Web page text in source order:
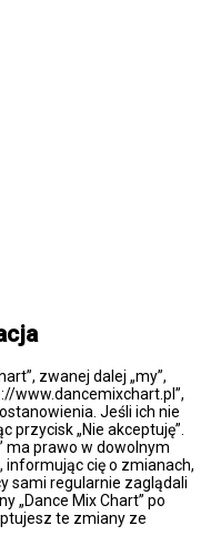
zwanej dalej „my”,
www.dancemixchart.pl”,
Jeśli ich nie
przycisk „Nie akceptuję”.
ma prawo w dowolnym
cię o zmianach,
sami regularnie zaglądali
„Dance Mix Chart” po
te zmiany ze